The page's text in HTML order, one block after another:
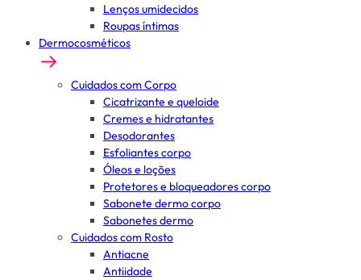
Lenços umidecidos
Roupas íntimas
Dermocosméticos
Cuidados com Corpo
Cicatrizante e queloide
Cremes e hidratantes
Desodorantes
Esfoliantes corpo
Óleos e loções
Protetores e bloqueadores corpo
Sabonete dermo corpo
Sabonetes dermo
Cuidados com Rosto
Antiacne
Antiidade